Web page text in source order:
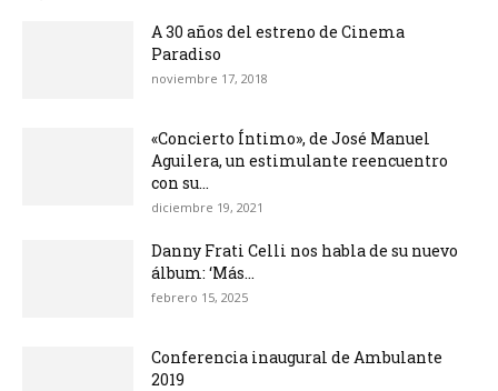
A 30 años del estreno de Cinema
Paradiso
noviembre 17, 2018
«Concierto Íntimo», de José Manuel
Aguilera, un estimulante reencuentro
con su...
diciembre 19, 2021
Danny Frati Celli nos habla de su nuevo
álbum: ‘Más...
febrero 15, 2025
Conferencia inaugural de Ambulante
2019